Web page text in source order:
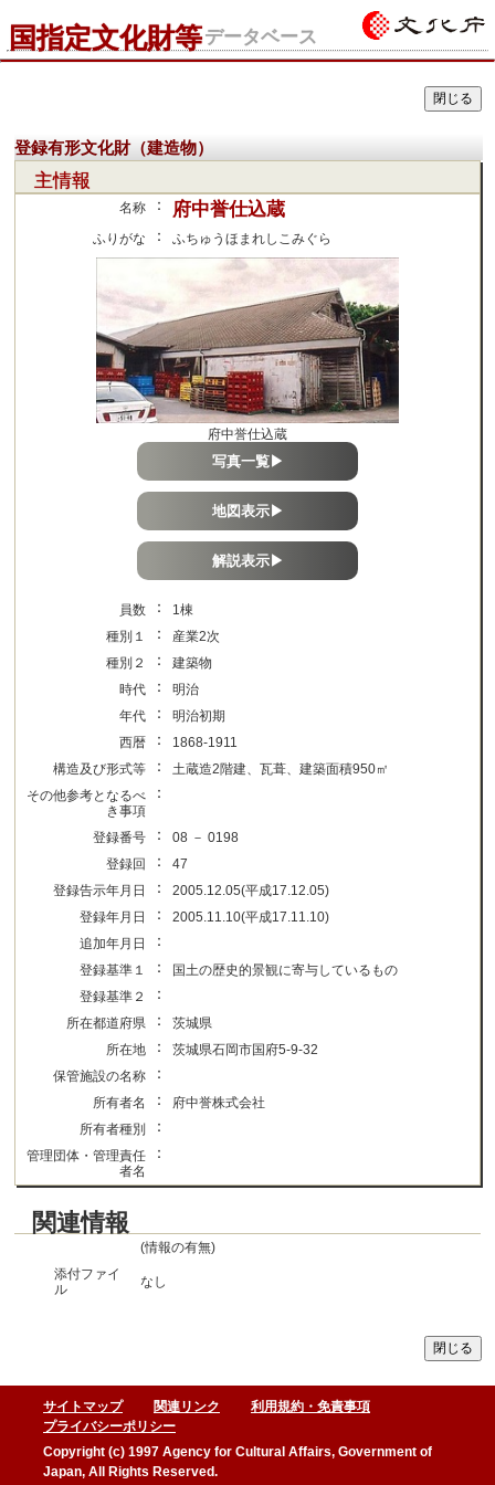
国指定文化財等データベース
登録有形文化財（建造物）
主情報
名称 ： 府中誉仕込蔵
ふりがな ： ふちゅうほまれしこみぐら
府中誉仕込蔵
写真一覧▶
地図表示▶
解説表示▶
員数 ：
1棟
種別１
：
産業2次
種別２
：
建築物
時代
：
明治
年代
：
明治初期
西暦
：
1868-1911
構造及び形式等
：
土蔵造2階建、瓦葺、建築面積950㎡
その他参考となるべ
き事項
：
登録番号 ：
08 － 0198
登録回
：
47
登録告示年月日
：
2005.12.05(平成17.12.05)
登録年月日
：
2005.11.10(平成17.11.10)
追加年月日
：
登録基準１ ：
国土の歴史的景観に寄与しているもの
登録基準２
：
所在都道府県 ：
茨城県
所在地
：
茨城県石岡市国府5-9-32
保管施設の名称
：
所有者名 ：
府中誉株式会社
所有者種別
：
管理団体・管理責任
者名
：
関連情報
(情報の有無)
添付ファイ
ル
なし
サイトマップ 関連リンク
利用規約・免責事項
プライバシーポリシー
Copyright (c) 1997 Agency for Cultural Affairs, Government of
Japan, All Rights Reserved.